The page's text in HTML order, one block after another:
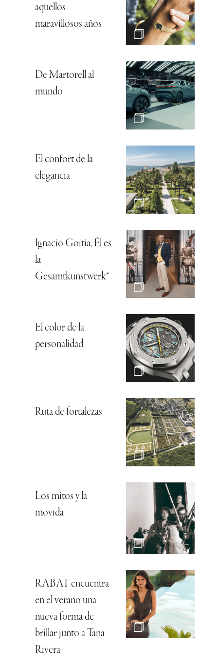
aquellos
maravillosos años
De Martorell al
mundo
El confort de la
elegancia
Ignacio Goitia, Él es
la
Gesamtkunstwerk*
El color de la
personalidad
Ruta de fortalezas
Los mitos y la
movida
RABAT encuentra
en el verano una
nueva forma de
brillar junto a Tana
Rivera